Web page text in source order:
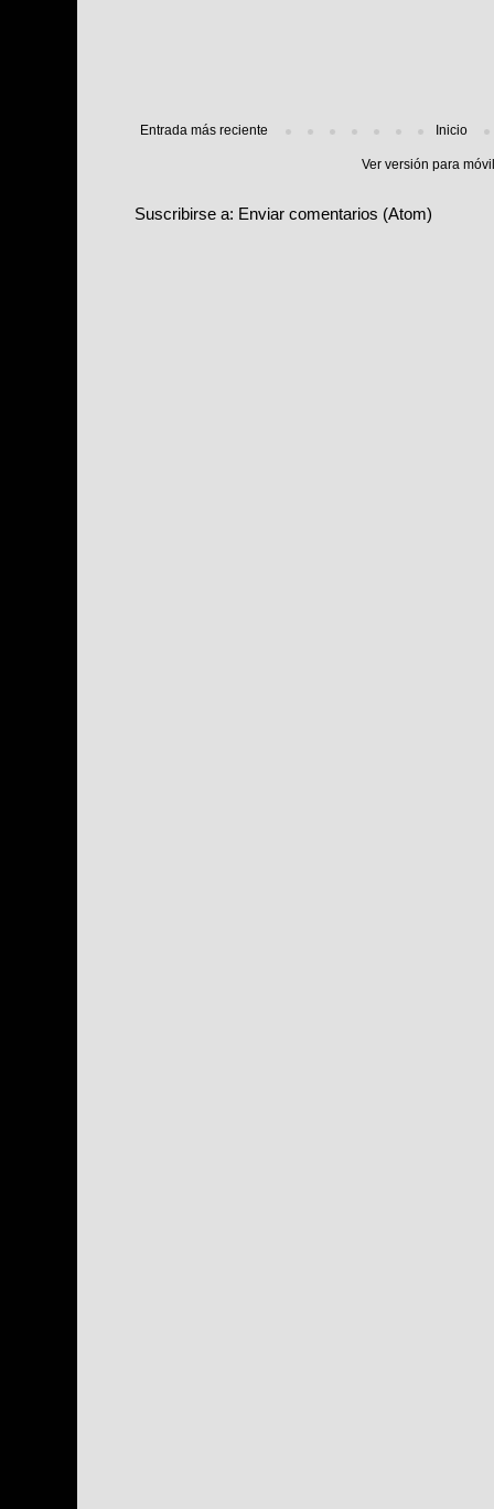
Entrada más reciente Inicio
Ver versión para
Suscribirse a: Enviar comentarios (Atom)